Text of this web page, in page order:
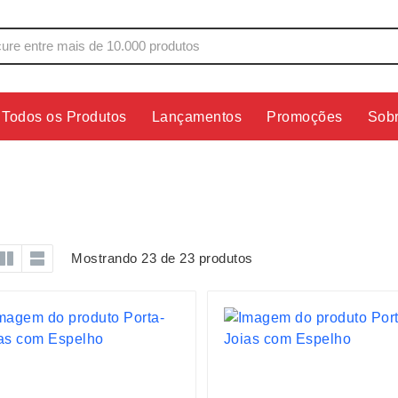
Executivos
Espelhos
Esporte e Jogos
Kit Queijo
Todos os Produtos Lançamentos Promoções
Mostrando 23 de 23 produtos